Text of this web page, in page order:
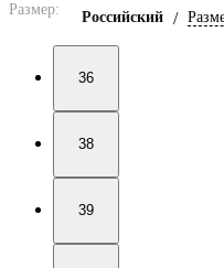
Размер: Российский /
36
38
39